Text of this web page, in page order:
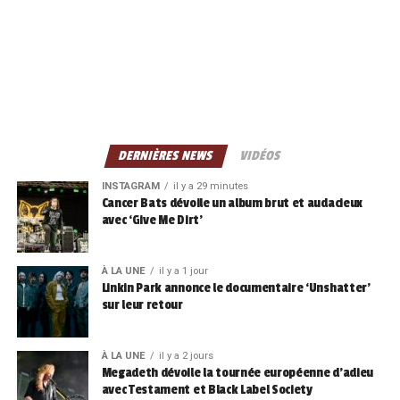
DERNIÈRES NEWS VIDÉOS
INSTAGRAM il y a 29 minutes
Cancer Bats dévoile un album brut et audacieux
avec ‘Give Me Dirt’
À LA UNE il y a 1 jour
Linkin Park annonce le documentaire ‘Unshatter’
sur leur retour
À LA UNE il y a 2 jours
Megadeth dévoile la tournée européenne d’adieu
avec Testament et Black Label Society